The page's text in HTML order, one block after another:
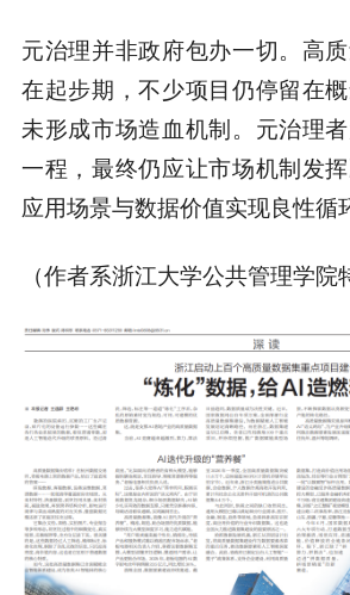
元治理并非政府包办一切。高
在起步期，不少项目仍停留在
未形成市场造血机制。元治理
一程，最终仍应让市场机制发
应用场景与数据价值实现良性循
（作者系浙江大学公共管理学院